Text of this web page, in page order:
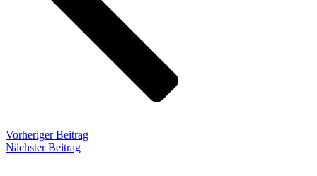
Vorheriger Beitrag
Nächster Beitrag